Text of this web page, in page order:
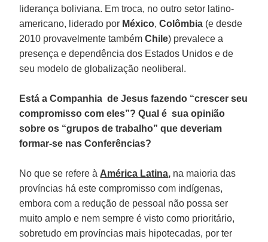
liderança boliviana. Em troca, no outro setor latino-
americano, liderado por México,Colômbia (e desde
2010 provavelmente tambémChile) prevalece a
presença e dependência dos Estados Unidos e de
seu modelo de globalização neoliberal.
Está a Companhia de Jesus fazendo “crescer seu
compromisso com eles”? Qual é sua opinião
sobre os “grupos de trabalho” que deveriam
formar-se nas Conferências?
No que se refere à América Latina, na maioria das
províncias há este compromisso com indígenas,
embora com a redução de pessoal não possa ser
muito amplo e nem sempre é visto como prioritário,
sobretudo em províncias mais hipotecadas, por ter